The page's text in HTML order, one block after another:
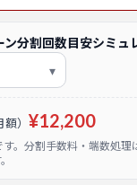
ン分割回数目安シミュ
） ¥12,200
。分割手数料・端数処理